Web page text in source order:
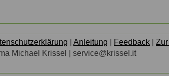
Anleitung Feedback
Michael Krissel | service@krissel.it